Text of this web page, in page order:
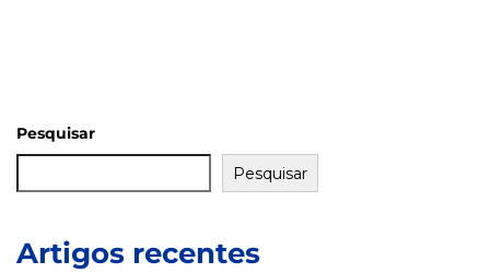
Pesquisar
Pesquisar
Artigos recentes